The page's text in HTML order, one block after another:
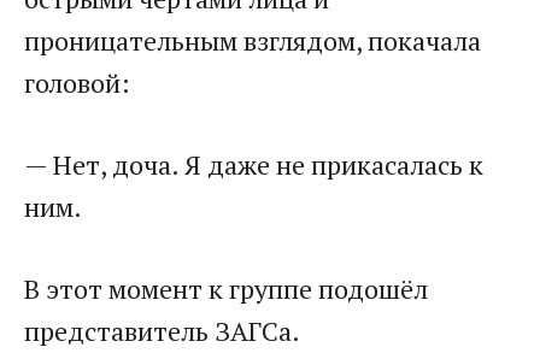
проницательным взглядом, покачала
головой:
— Нет, доча. Я даже не прикасалась к
ним.
В этот момент к группе подошёл
представитель ЗАГСа.